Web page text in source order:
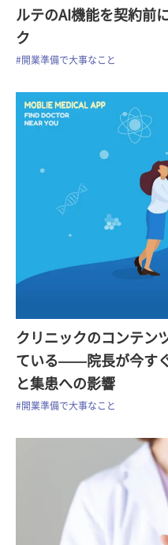
ルテのAI機能を契約前
ク
#開業準備で大事なこと
クリニックのコンテン
ている——院長が今す
と集患への影響
#開業準備で大事なこと